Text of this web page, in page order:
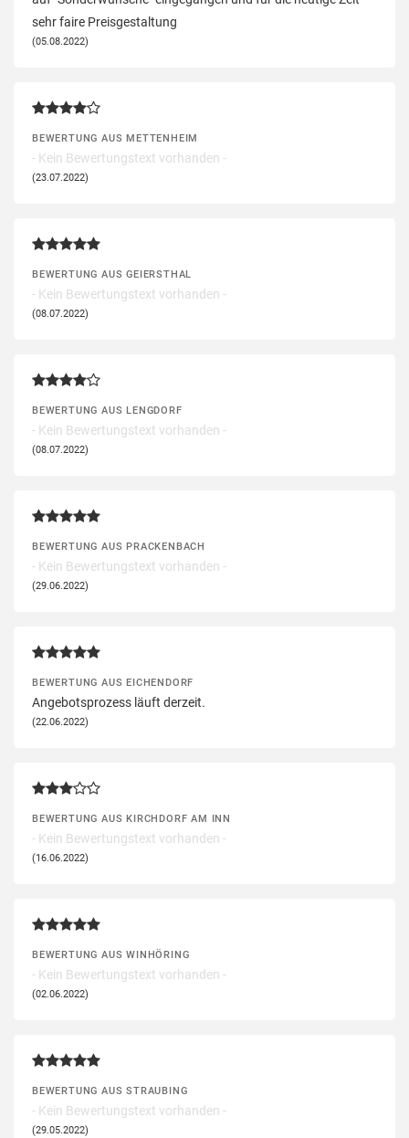
sehr faire Preisgestaltung
(05.08.2022)
BEWERTUNG AUS METTENHEIM
- Kein Bewertungstext vorhanden -
(23.07.2022)
BEWERTUNG AUS GEIERSTHAL
- Kein Bewertungstext vorhanden -
(08.07.2022)
BEWERTUNG AUS LENGDORF
- Kein Bewertungstext vorhanden -
(08.07.2022)
BEWERTUNG AUS PRACKENBACH
- Kein Bewertungstext vorhanden -
(29.06.2022)
BEWERTUNG AUS EICHENDORF
Angebotsprozess läuft derzeit.
(22.06.2022)
BEWERTUNG AUS KIRCHDORF AM INN
- Kein Bewertungstext vorhanden -
(16.06.2022)
BEWERTUNG AUS WINHÖRING
- Kein Bewertungstext vorhanden -
(02.06.2022)
BEWERTUNG AUS STRAUBING
- Kein Bewertungstext vorhanden -
(29.05.2022)